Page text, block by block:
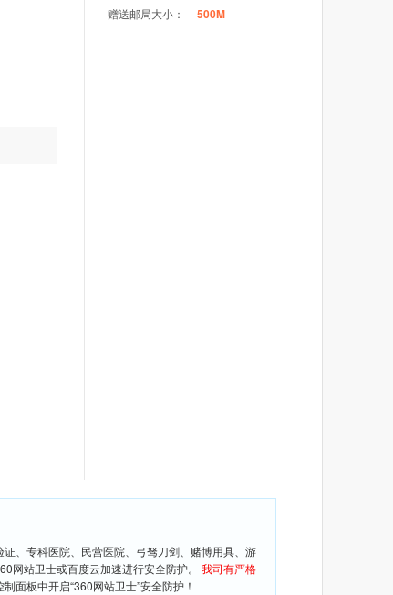
赠送邮局大小： 500M
、专科医院、民营医院、弓驽刀剑、赌博用具、游
网站卫士或百度云加速进行安全防护。 我司有严格
面板中开启“360网站卫士”安全防护！